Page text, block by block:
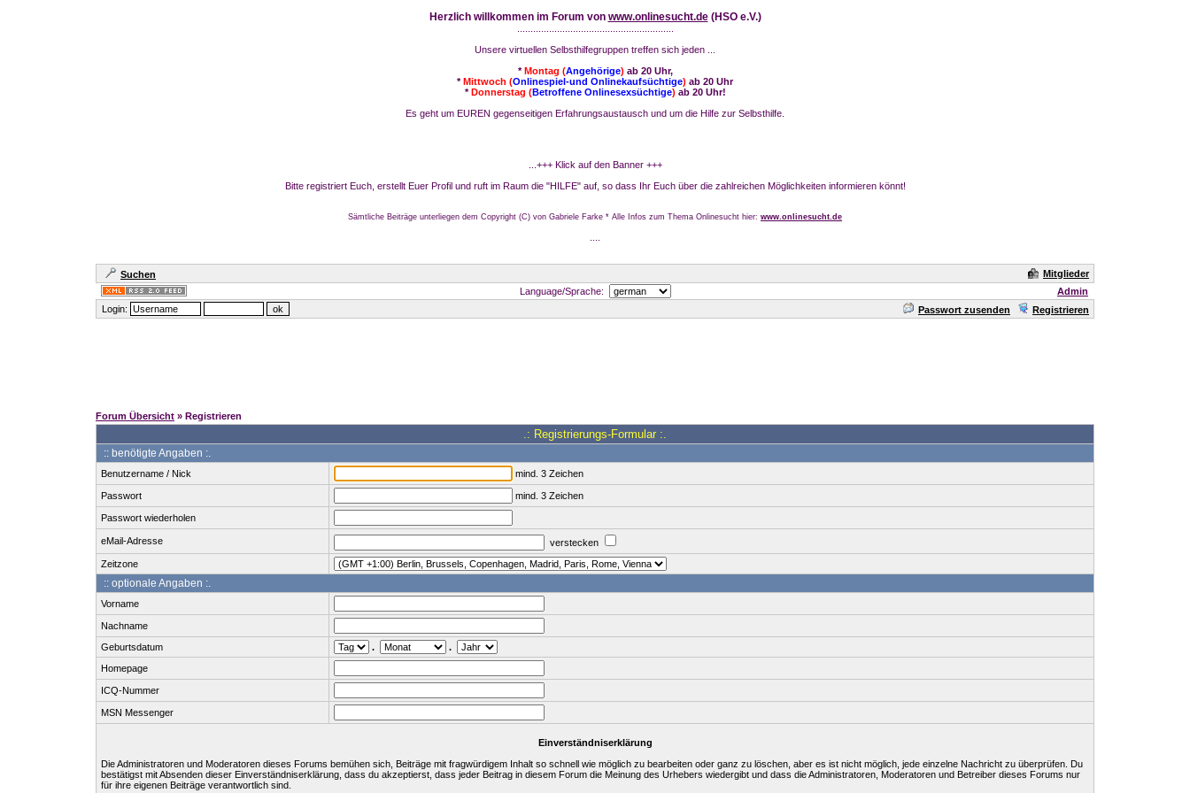
Herzlich willkommen im Forum von www.onlinesucht.de(HSO e.V.)
Unsere virtuellen Selbsthilfegruppen treffen sich jeden ...
*Montag (Angehörige) ab 20 Uhr,
*Mittwoch (Onlinespiel-und Onlinekaufsüchtige) ab 20 Uhr
*Donnerstag (Betroffene Onlinesexsüchtige) ab 20 Uhr!
Es geht um EUREN gegenseitigen Erfahrungsaustausch und um die Hilfe zur Selbsthilfe.
...+++ Klick auf den Banner +++
Bitte registriert Euch, erstellt Euer Profil und ruft im Raum die "HILFE" auf, so dass Ihr Euch über die zahlreichen Möglichkeiten informieren könnt!
Sämtliche Beiträge unterliegen dem Copyright (C) von Gabriele Farke * Alle Infos zum Thema Onlinesucht hier: www.onlinesucht.de
Suchen
Mitglieder
Language/Sprache:
Admin
Login:
Passwort zusenden Registrieren
Forum Übersicht » Registrieren
.: Registrierungs-Formular :.
:: benötigte Angaben :.
Benutzername / Nick mind. 3 Zeichen
Passwort mind. 3 Zeichen
Passwort wiederholen
eMail-Adresse
verstecken
Zeitzone
:: optionale Angaben :.
Vorname
Nachname
Geburtsdatum
.
.
Homepage
ICQ-Nummer
MSN Messenger
Einverständniserklärung
Die Administratoren und Moderatoren dieses Forums bemühen sich, Beiträge mit fragwürdigem Inhalt so schnell wie möglich zu bearbeiten oder ganz zu löschen, aber es ist nicht möglich, jede einzelne Nachricht zu überprüfen. Du
bestätigst mit Absenden dieser Einverständniserklärung, dass du akzeptierst, dass jeder Beitrag in diesem Forum die Meinung des Urhebers wiedergibt und dass die Administratoren, Moderatoren und Betreiber dieses Forums nur
für ihre eigenen Beiträge verantwortlich sind.